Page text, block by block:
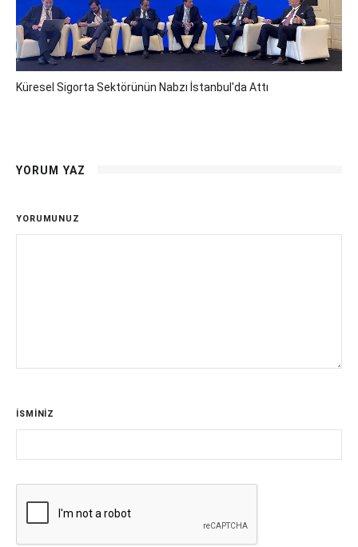
Küresel Sigorta Sektörünün Nabzı İstanbul'da Attı
YORUM YAZ
YORUMUNUZ
İSMİNİZ